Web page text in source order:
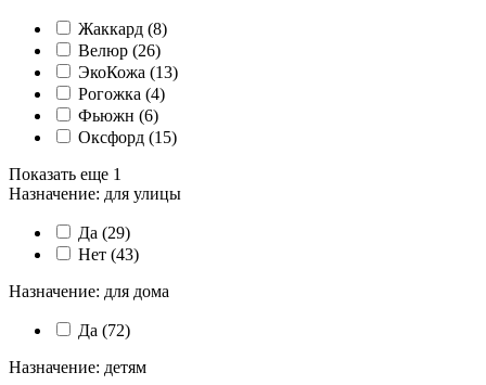
Жаккард (8)
Велюр (26)
ЭкоКожа (13)
Рогожка (4)
Фьюжн (6)
Оксфорд (15)
Показать еще 1
Назначение: для улицы
Да (29)
Нет (43)
Назначение: для дома
Да (72)
Назначение: детям